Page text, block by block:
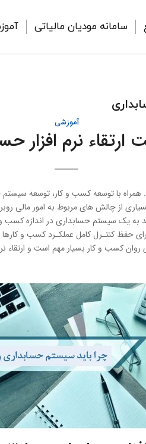
سامانه مودیان مالیاتی
آموزشی
ارتقاء نرم افزار
با توسعه کسب و کار، توسعه سیستم
از چالش های مربوط به امور مالی
یک سیستم حسابداری در اندازه کسب و
حفظ کنتـرل کامل عملکـرد کسب و
روان کسب و کار بسیار مهم است و